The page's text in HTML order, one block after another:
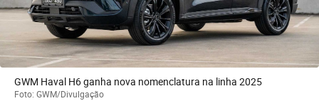
GWM Haval H6 ganha nova nomenclatura na linha 2025
Foto: GWM/Divulgação